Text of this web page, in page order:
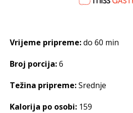
Vrijeme pripreme:do 60 min
Broj porcija:6
Težina pripreme:Srednje
Kalorija po osobi: 159